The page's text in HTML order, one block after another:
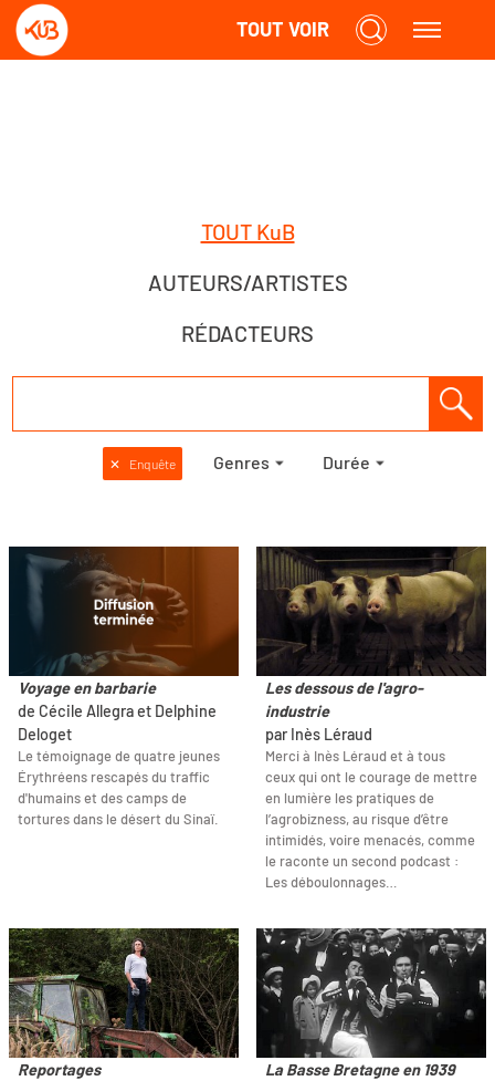
TOUT VOIR
TOUT KuB
AUTEURS/ARTISTES
RÉDACTEURS
✕ Enquête Genres Durée
Voyage en barbarie
de Cécile Allegra et Delphine
Deloget
Le témoignage de quatre jeunes
Érythréens rescapés du traffic
d'humains et des camps de
tortures dans le désert du Sinaï.
Les dessous de l'agro-
industrie
par Inès Léraud
Merci à Inès Léraud et à tous
ceux qui ont le courage de mettre
en lumière les pratiques de
l’agrobizness, au risque d’être
intimidés, voire menacés, comme
le raconte un second podcast :
Les déboulonnages…
Reportages
La Basse Bretagne en 1939